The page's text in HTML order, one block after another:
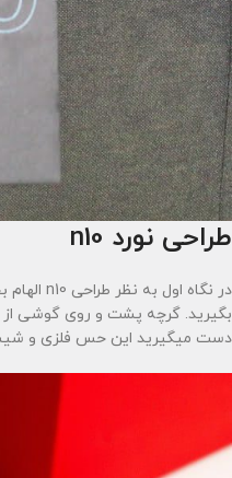
طراحی نورد n10
در نگاه اول به نظر طراحی n10 الهام بخش نیست. بخاطر طراحی مستطیل گونه و چهارگانه دوربین ممکن هست این گوشی را با
بگیرید. گرچه پشت و روی گوشی
دست میگیرید این حس فلزی و